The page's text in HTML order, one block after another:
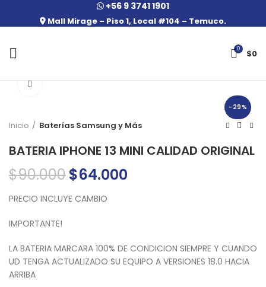
+56 9 3741 1901
Mall Mirage – Piso 1, Local #104 – Temuco.
0 $0
-29%
Click to enlarge
Inicio Baterías Samsung y Más
BATERIA IPHONE 13 MINI CALIDAD ORIGINAL
$90.000 El
precio
original
$64.000
PRECIO INCLUYE CAMBIO
IMPORTANTE!
LA BATERIA MARCARA 100% DE CONDICION SIEMPRE Y CUANDO
UD TENGA ACTUALIZADO SU EQUIPO A VERSIONES 18.0 HACIA
ARRIBA